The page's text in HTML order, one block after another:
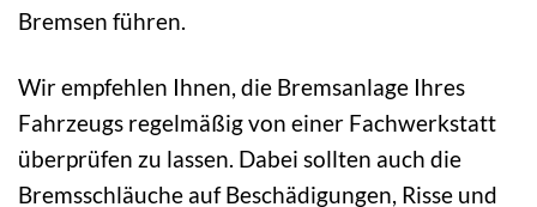
Bremsen führen.
Wir empfehlen Ihnen, die Bremsanlage Ihres
Fahrzeugs regelmäßig von einer Fachwerkstatt
überprüfen zu lassen. Dabei sollten auch die
Bremsschläuche auf Beschädigungen, Risse und